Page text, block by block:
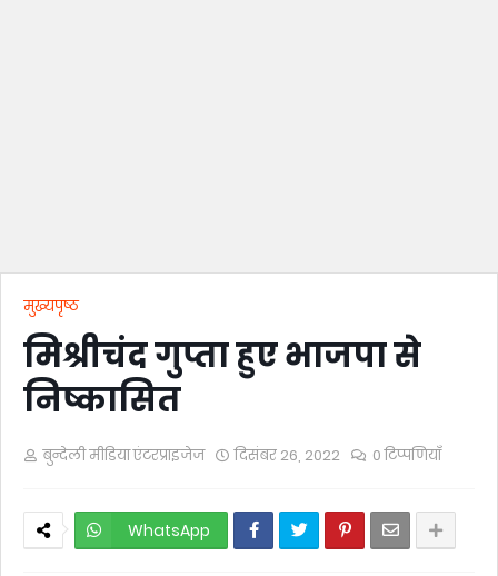
मुख्यपृष्ठ
मिश्रीचंद गुप्ता हुए भाजपा से
निष्कासित
बुन्देली मीडिया एंटरप्राइजेज दिसंबर 26, 2022 0 टिप्पणियाँ
WhatsApp